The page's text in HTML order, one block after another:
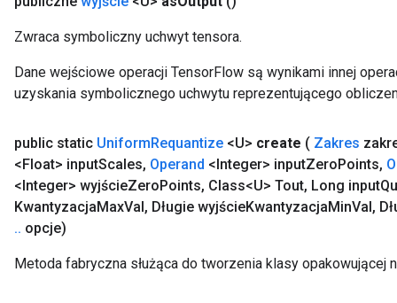
Zwraca symboliczny uchwyt tensora.
Dane wejściowe operacji TensorFlow są wynikami innej
uzyskania symbolicznego uchwytu reprezentującego
public static UniformRequantize <U> create ( Zakres
<Float> inputScales, Operand <Integer> inputZeroPoints,
<Integer> wyjścieZeroPoints, Class<U> Tout, Long input
KwantyzacjaMaxVal, Długie wyjścieKwantyzacjaMinVal,
.. opcje)
Metoda fabryczna służąca do tworzenia klasy opakowującej